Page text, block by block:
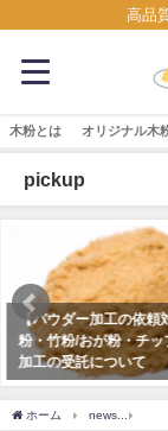
高品
木粉とは オリジナル木
pickup
木
粉砕
とくしま
太 ⇒木粉
に木の塗
ホーム news